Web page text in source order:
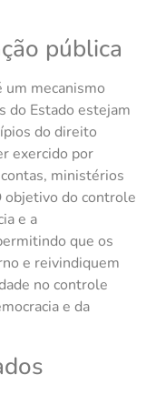
pública
um mecanismo
do Estado estejam
do direito
exercido por
ministérios
objetivo do controle
e a
que os
e reivindiquem
no controle
e da